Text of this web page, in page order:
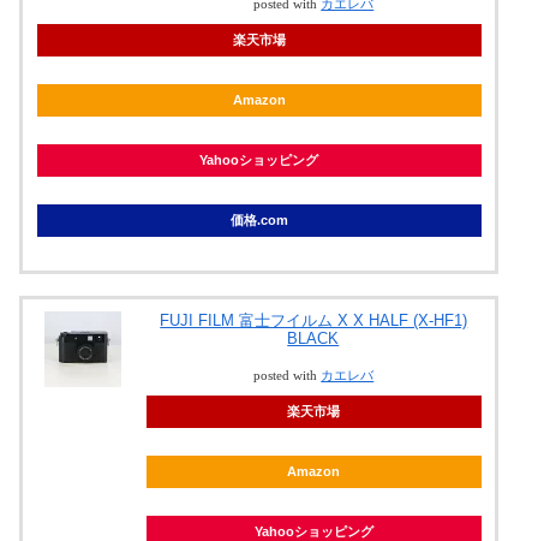
posted with カエレバ
楽天市場
Amazon
Yahooショッピング
価格.com
FUJI FILM 富士フイルム X X HALF (X-HF1)
BLACK
posted with カエレバ
楽天市場
Amazon
Yahooショッピング